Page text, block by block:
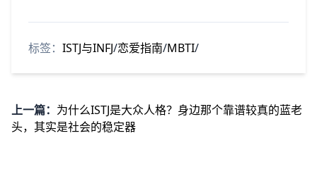
标签： ISTJ与INFJ/恋爱指南/MBTI/
上一篇： 为什么ISTJ是大众人格？身边那个靠谱较真的蓝老
头，其实是社会的稳定器